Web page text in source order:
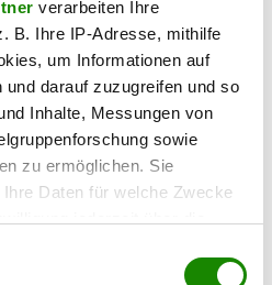
verarbeiten Ihre
B. Ihre IP-Adresse, mithilfe
um Informationen auf
darauf zuzugreifen und so
Inhalte, Messungen von
sowie
zu ermöglichen. Sie
Daten für welche Zwecke
widerrufen
ihren erfolgreichen Weg
ihre Angebote laufend
dabei insbesondere die
Unterstützungsleistungen, die
sowie die Begleitung und